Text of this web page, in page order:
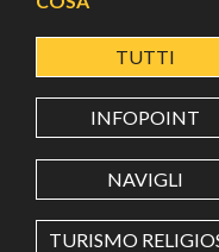
LATITUDINE
LONGITUDINE
TUTTI
INFOPOINT
NAVIGLI
TURISMO